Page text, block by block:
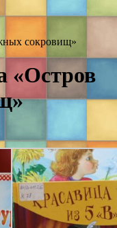
сокровищ»
«Остров